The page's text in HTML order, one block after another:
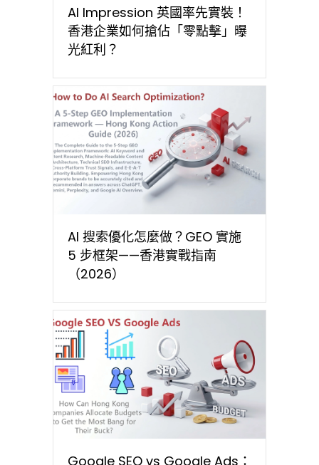
AI Impression 英國率先實裝！
香港企業如何搶佔「零點擊」曝
光紅利？
AI 搜索優化怎麼做？GEO 實施
5 步框架——香港實戰指南
（2026）
Google SEO vs Google Ads：